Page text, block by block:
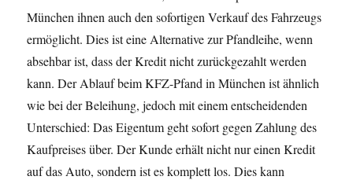
München ihnen auch den sofortigen Verkauf des Fahrzeugs
ermöglicht. Dies ist eine Alternative zur Pfandleihe, wenn
absehbar ist, dass der Kredit nicht zurückgezahlt werden
kann. Der Ablauf beim KFZ-Pfand in München ist ähnlich
wie bei der Beleihung, jedoch mit einem entscheidenden
Unterschied: Das Eigentum geht sofort gegen Zahlung des
Kaufpreises über. Der Kunde erhält nicht nur einen Kredit
auf das Auto, sondern ist es komplett los. Dies kann